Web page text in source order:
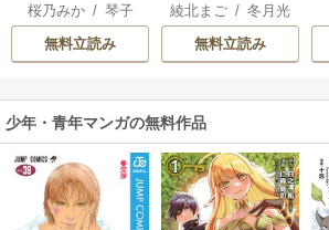
はもう放っておい
てください
桜乃みか/ 琴子
無料立読み
がないと婚約破棄
された聖女は隣国
に売られる
綾北まご /冬月光
輝/昌未
無料立読み
少年・青年マンガの無料作品